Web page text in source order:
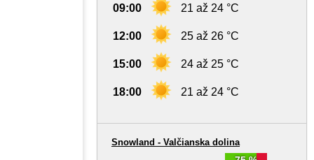
09:00 21 až 24 °C
12:00 25 až 26 °C
15:00 24 až 25 °C
18:00 21 až 24 °C
Snowland - Valčianska dolina